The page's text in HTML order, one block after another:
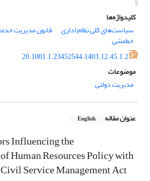
کلیدواژه‌ها
سیاست‌های کلی نظام اداری
قانون مدیریت
خط‌مشی
20.1001.1.23452544.1403.12.45.1.2
موضوعات
مدیریت دولتی
عنوان مقاله English
Influencing the
Human Resources Policy with
Service Management Act